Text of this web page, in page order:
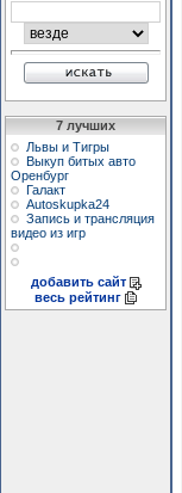
7 лучших
Львы и Тигры
Выкуп битых авто
Оренбург
Галакт
Autoskupka24
Запись и трансляция
видео из игр
добавить сайт
весь рейтинг